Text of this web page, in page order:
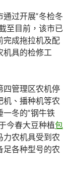
过开展“冬检冬
至目前，该市已
完成拖拉机及配
机具的检修工
四管理区农机停
机、播种机等农
冬的“钢牛铁
今春大豆种植包
力农机具受到农
足各种型号的农